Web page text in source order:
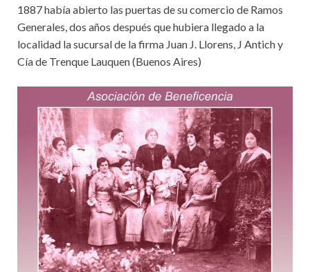
1887 había abierto las puertas de su comercio de Ramos
Generales, dos años después que hubiera llegado a la
localidad la sucursal de la firma Juan J. Llorens, J Antich y
Cía de Trenque Lauquen (Buenos Aires)